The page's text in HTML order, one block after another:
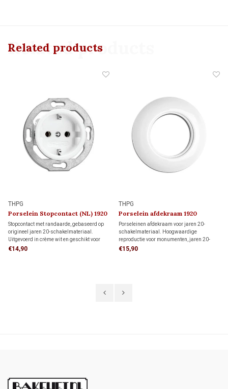
Related products
Related products
THPG
Porselein Stopcontact (NL) 1920
Stopcontact met randaarde, gebaseerd op
origineel jaren 20-schakelmateriaal.
Uitgevoerd in crème wit en geschikt voor
standaard inbouwdozen. Voor
€14,90
THPG
Porselein afdekraam 1920
Porseleinen afdekraam voor jaren 20-
schakelmateriaal. Hoogwaardige
reproductie voor monumenten, jaren 20-
woningen en klassieke interieurs.
€15,90